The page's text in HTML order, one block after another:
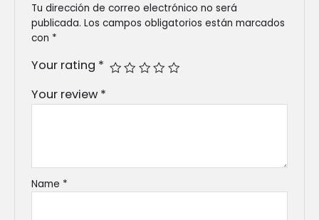
Tu dirección de correo electrónico no será
publicada. Los campos obligatorios están marcados
con *
Your rating *
Your review *
Name *